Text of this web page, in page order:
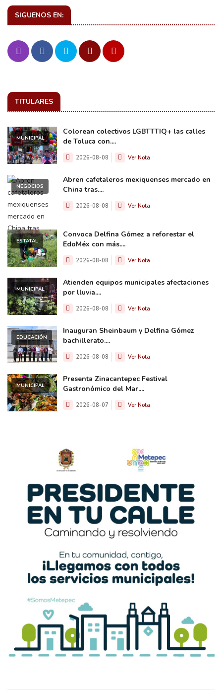
SIGUENOS EN:
TITULARES
MUNICIPAL
Colorean colectivos LGBTTTIQ+ las calles
de Toluca con....
2026-08-08 Ver Nota
NEGOCIOS
Abren cafetaleros mexiquenses mercado en
China tras....
2026-08-08 Ver Nota
ESTATAL
Convoca Delfina Gómez a reforestar el
EdoMéx con más....
2026-08-08 Ver Nota
MUNICIPAL
Atienden equipos municipales afectaciones
por lluvia....
2026-08-08 Ver Nota
EDUCACIÓN
Inauguran Sheinbaum y Delfina Gómez
bachillerato....
2026-08-08 Ver Nota
MUNICIPAL
Presenta Zinacantepec Festival
Gastronómico del Mar....
2026-08-07 Ver Nota